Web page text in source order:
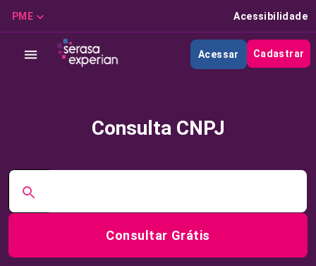
PME Acessibilidade
Acessar Cadastrar
Consulta CNPJ
Consultar Grátis